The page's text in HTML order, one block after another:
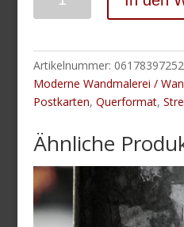
Artikelnummer:
Moderne Wandmalerei /
Postkarten,Querformat,
Ähnliche